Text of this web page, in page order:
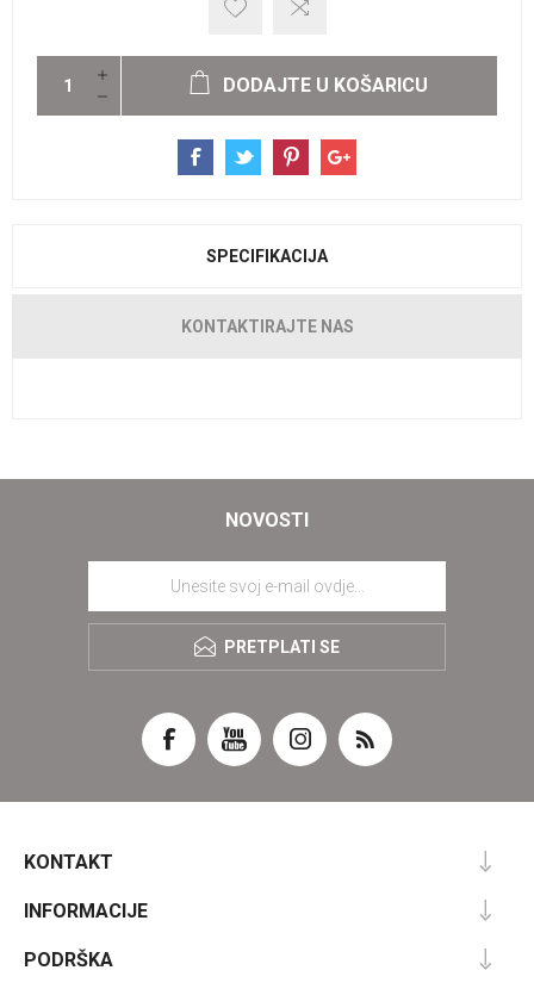
DODAJTE U KOŠARICU
SPECIFIKACIJA
KONTAKTIRAJTE NAS
NOVOSTI
PRETPLATI SE
KONTAKT
INFORMACIJE
PODRŠKA